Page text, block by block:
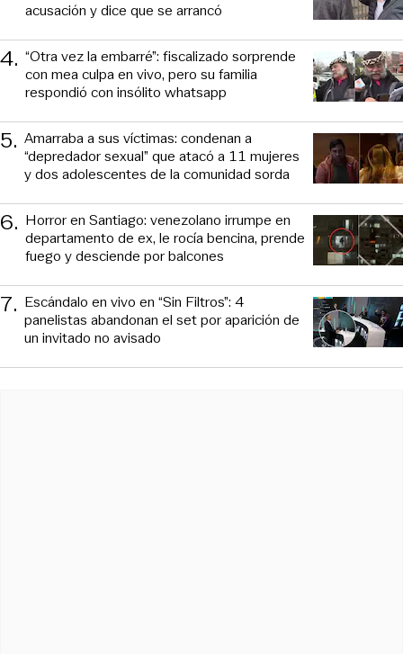
acusación y dice que se arrancó
4. “Otra vez la embarré”: fiscalizado sorprende
con mea culpa en vivo, pero su familia
respondió con insólito whatsapp
5. Amarraba a sus víctimas: condenan a
“depredador sexual” que atacó a 11 mujeres
y dos adolescentes de la comunidad sorda
6. Horror en Santiago: venezolano irrumpe en
departamento de ex, le rocía bencina, prende
fuego y desciende por balcones
7. Escándalo en vivo en “Sin Filtros”: 4
panelistas abandonan el set por aparición de
un invitado no avisado